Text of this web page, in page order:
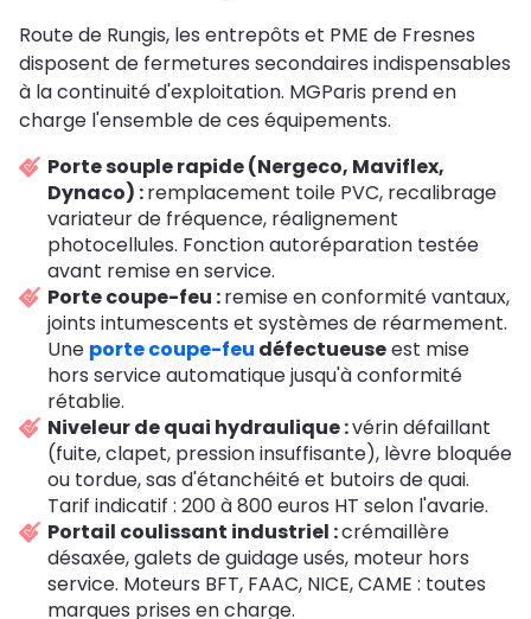
Route de Rungis, les entrepôts et PME de Fresnes
disposent de fermetures secondaires indispensables
à la continuité d'exploitation. MGParis prend en
charge l'ensemble de ces équipements.
Porte souple rapide (Nergeco, Maviflex,
Dynaco) :remplacement toile PVC, recalibrage
variateur de fréquence, réalignement
photocellules. Fonction autoréparation testée
avant remise en service.
Porte coupe-feu :remise en conformité vantaux,
joints intumescents et systèmes de réarmement.
Une porte coupe-feu défectueuseest mise
hors service automatique jusqu'à conformité
rétablie.
Niveleur de quai hydraulique :vérin défaillant
(fuite, clapet, pression insuffisante), lèvre bloquée
ou tordue, sas d'étanchéité et butoirs de quai.
Tarif indicatif : 200 à 800 euros HT selon l'avarie.
Portail coulissant industriel :crémaillère
désaxée, galets de guidage usés, moteur hors
service. Moteurs BFT, FAAC, NICE, CAME : toutes
marques prises en charge.